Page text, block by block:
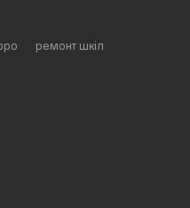
ремонт шкіл